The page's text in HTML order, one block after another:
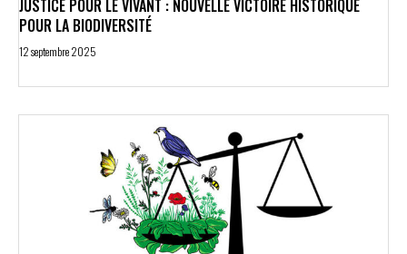
JUSTICE POUR LE VIVANT : NOUVELLE VICTOIRE HISTORIQUE
POUR LA BIODIVERSITÉ
12 septembre 2025